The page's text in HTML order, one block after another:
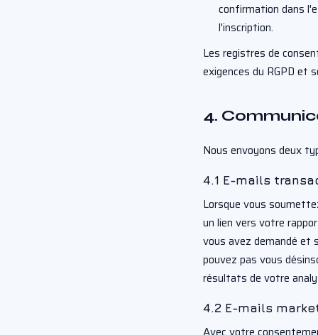
confirmation dans
l'inscription.
Les registres de
exigences du RGPD et
4.
Nous envoyons deux
4.1 E-mails
Lorsque vous
un lien vers votre
vous avez demandé et
pouvez pas vous
résultats de votre
4.2 E-mails